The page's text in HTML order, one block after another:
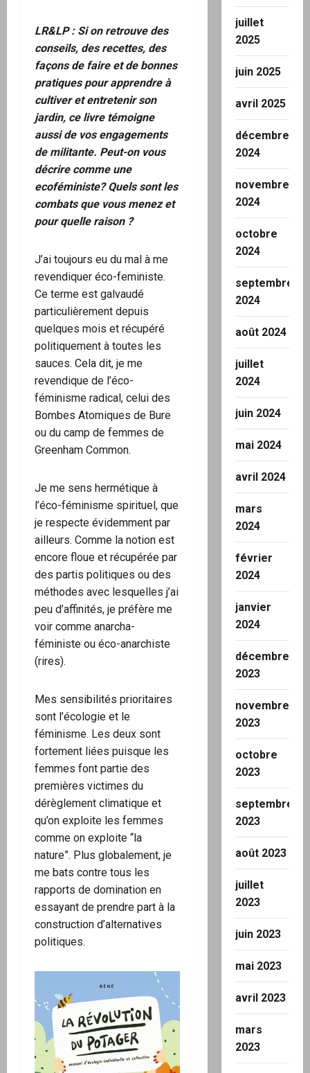
LR&LP : Si on retrouve des
conseils, des recettes, des
façons de faire et de bonnes
pratiques pour apprendre à
cultiver et entretenir son
jardin, ce livre témoigne
aussi de vos engagements
de militante. Peut-on vous
décrire comme une
ecoféministe? Quels sont les
combats que vous menez et
pour quelle raison ?
J’ai toujours eu du mal à me
revendiquer éco-feministe.
Ce terme est galvaudé
particulièrement depuis
quelques mois et récupéré
politiquement à toutes les
sauces. Cela dit, je me
revendique de l’éco-
féminisme radical, celui des
Bombes Atomiques de Bure
ou du camp de femmes de
Greenham Common.
Je me sens hermétique à
l’éco-féminisme spirituel, que
je respecte évidemment par
ailleurs. Comme la notion est
encore floue et récupérée par
des partis politiques ou des
méthodes avec lesquelles j’ai
peu d’affinités, je préfère me
voir comme anarcha-
féministe ou éco-anarchiste
(rires).
Mes sensibilités prioritaires
sont l’écologie et le
féminisme. Les deux sont
fortement liées puisque les
femmes font partie des
premières victimes du
dérèglement climatique et
qu’on exploite les femmes
comme on exploite “la
nature”. Plus globalement, je
me bats contre tous les
rapports de domination en
essayant de prendre part à la
construction d’alternatives
politiques.
juillet
2025
juin 2025
avril 2025
décembre
2024
novembre
2024
octobre
2024
septembre
2024
août 2024
juillet
2024
juin 2024
mai 2024
avril 2024
mars
2024
février
2024
janvier
2024
décembre
2023
novembre
2023
octobre
2023
septembre
2023
août 2023
juillet
2023
juin 2023
mai 2023
avril 2023
mars
2023